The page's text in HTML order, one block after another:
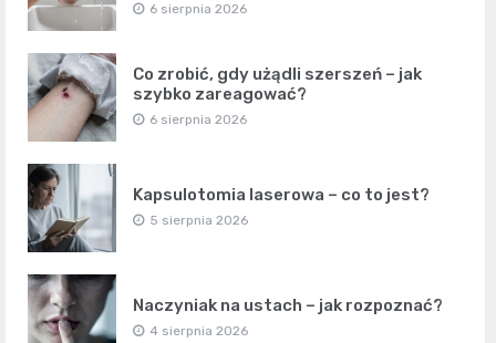
6 sierpnia 2026
Co zrobić, gdy użądli szerszeń – jak
szybko zareagować?
6 sierpnia 2026
Kapsulotomia laserowa – co to jest?
5 sierpnia 2026
Naczyniak na ustach – jak rozpoznać?
4 sierpnia 2026